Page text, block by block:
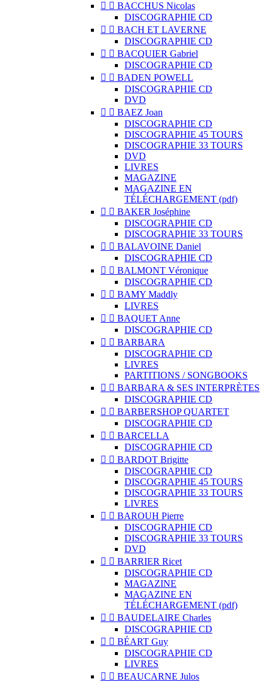
  BACCHUS Nicolas
DISCOGRAPHIE CD
  BACH ET LAVERNE
DISCOGRAPHIE CD
  BACQUIER Gabriel
DISCOGRAPHIE CD
  BADEN POWELL
DISCOGRAPHIE CD
DVD
  BAEZ Joan
DISCOGRAPHIE CD
DISCOGRAPHIE 45 TOURS
DISCOGRAPHIE 33 TOURS
DVD
LIVRES
MAGAZINE
MAGAZINE EN
TÉLÉCHARGEMENT (pdf)
  BAKER Joséphine
DISCOGRAPHIE CD
DISCOGRAPHIE 33 TOURS
  BALAVOINE Daniel
DISCOGRAPHIE CD
  BALMONT Véronique
DISCOGRAPHIE CD
  BAMY Maddly
LIVRES
  BAQUET Anne
DISCOGRAPHIE CD
  BARBARA
DISCOGRAPHIE CD
LIVRES
PARTITIONS / SONGBOOKS
  BARBARA & SES INTERPRÈTES
DISCOGRAPHIE CD
  BARBERSHOP QUARTET
DISCOGRAPHIE CD
  BARCELLA
DISCOGRAPHIE CD
  BARDOT Brigitte
DISCOGRAPHIE CD
DISCOGRAPHIE 45 TOURS
DISCOGRAPHIE 33 TOURS
LIVRES
  BAROUH Pierre
DISCOGRAPHIE CD
DISCOGRAPHIE 33 TOURS
DVD
  BARRIER Ricet
DISCOGRAPHIE CD
MAGAZINE
MAGAZINE EN
TÉLÉCHARGEMENT (pdf)
  BAUDELAIRE Charles
DISCOGRAPHIE CD
  BÉART Guy
DISCOGRAPHIE CD
LIVRES
  BEAUCARNE Julos